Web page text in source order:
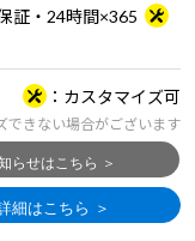
証・24時間×365
カスタマイズ可
きない場合がございます